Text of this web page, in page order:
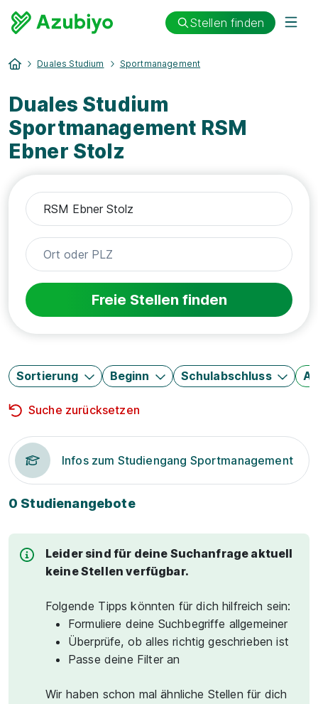
Stellen finden
Duales Studium Sportmanagement
Duales Studium
Sportmanagement RSM
Ebner Stolz
Freie Stellen finden
Sortierung Beginn Schulabschluss
Suche zurücksetzen
Infos zum Studiengang Sportmanagement
0 Studienangebote
Leider sind für deine Suchanfrage aktuell
keine Stellen verfügbar.
Folgende Tipps könnten für dich hilfreich sein:
Formuliere deine Suchbegriffe allgemeiner
Überprüfe, ob alles richtig geschrieben ist
Passe deine Filter an
Wir haben schon mal ähnliche Stellen für dich